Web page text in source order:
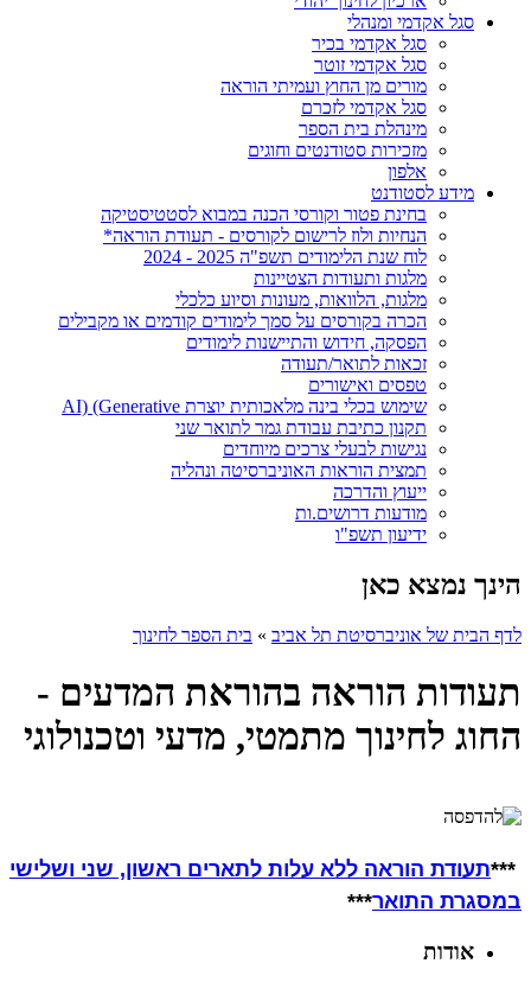
סגל אקדמי ומנהלי
סגל אקדמי בכיר
סגל אקדמי זוטר
מורים מן החוץ ועמיתי הוראה
סגל אקדמי לזכרם
מינהלת בית הספר
מזכירות סטודנטים וחוגים
אלפון
מידע לסטודנט
בחינת פטור וקורסי הכנה במבוא לסטטיסטיקה
הנחיות ולוז לרישום לקורסים - תעודת הוראה*
לוח שנת הלימודים תשפ"ה 2025 - 2024
מלגות ותעודות הצטיינות
מלגות, הלוואות, מעונות וסיוע כלכלי
הכרה בקורסים על סמך לימודים קודמים או מקבילים
הפסקה, חידוש והתיישנות לימודים
זכאות לתואר/תעודה
טפסים ואישורים
שימוש בכלי בינה מלאכותית יוצרת AI) (Generative
תקנון כתיבת עבודת גמר לתואר שני
נגישות לבעלי צרכים מיוחדים
תמצית הוראות האוניברסיטה ונהליה
ייעוץ והדרכה
מודעות דרושים.ות
ידיעון תשפ"ו
הינך נמצא כאן
לדף הבית של אוניברסיטת תל אביב » בית הספר לחינוך
תעודות הוראה בהוראת המדעים -
החוג לחינוך מתמטי, מדעי וטכנולוגי
***תעודת הוראה ללא עלות לתארים ראשון, שני ושלישי
במסגרת התואר***
אודות